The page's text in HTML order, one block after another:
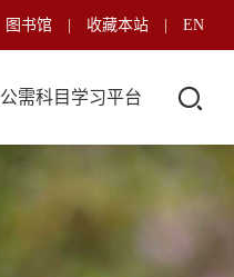
图书馆 收藏本站 EN
公需科目学习平台